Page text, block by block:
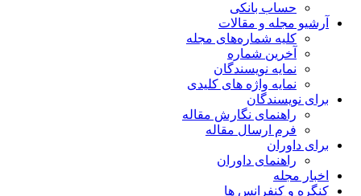
حساب بانکی
آرشیو مجله و مقالات
کلیه شماره‌های مجله
آخرین شماره
نمایه نویسندگان
نمایه واژه های کلیدی
برای نویسندگان
راهنمای نگارش مقاله
فرم ارسال مقاله
برای داوران
راهنمای داوران
اخبار مجله
کنگره و کنفرانس ها